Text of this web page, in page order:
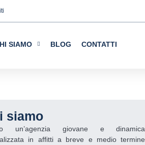
SIAMO BLOG CONTATTI
siamo
un’agenzia giovane e dinamica
in affitti a breve e medio termine
nonché i cookie relativi al